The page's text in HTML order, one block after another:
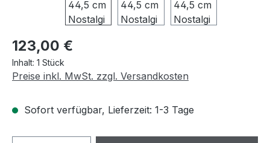
Regulärer Preis:
123,00 €
Inhalt: 1 Stück
Preise inkl. MwSt. zzgl. Versandkosten
Sofort verfügbar, Lieferzeit: 1-3 Tage